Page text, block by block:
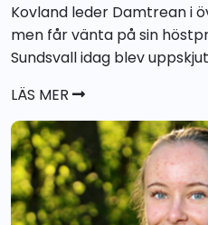
Kovland leder Damtrean i
men får vänta på sin
Sundsvall idag blev
LÄS MER